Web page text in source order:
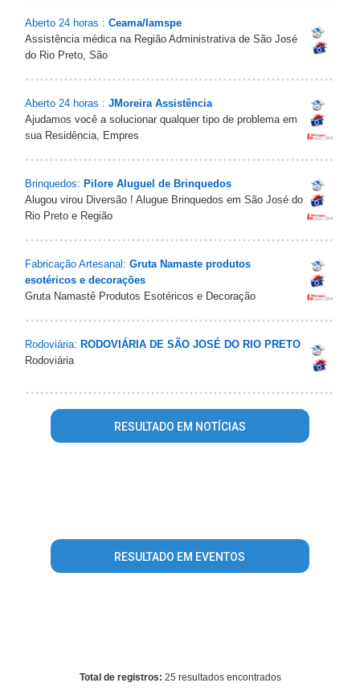
Aberto 24 horas : Ceama/Iamspe
Assistência médica na Região Administrativa de São José
do Rio Preto, São
Aberto 24 horas : JMoreira Assistência
Ajudamos você a solucionar qualquer tipo de problema em
sua Residência, Empres
Brinquedos: Pilore Aluguel de Brinquedos
Alugou virou Diversão ! Alugue Brinquedos em São José do
Rio Preto e Região
Fabricação Artesanal: Gruta Namaste produtos
esotéricos e decorações
Gruta Namastê Produtos Esotéricos e Decoração
Rodoviária: RODOVIÁRIA DE SÃO JOSÉ DO RIO PRETO
Rodoviária
RESULTADO EM NOTÍCIAS
RESULTADO EM EVENTOS
Total de registros: 25 resultados encontrados